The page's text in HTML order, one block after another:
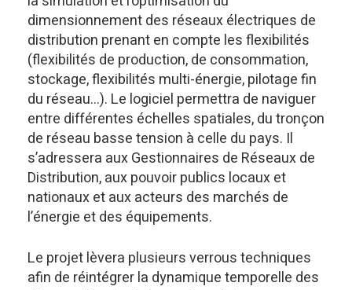
dimensionnement des réseaux électriques de
distribution prenant en compte les flexibilités
(flexibilités de production, de consommation,
stockage, flexibilités multi-énergie, pilotage fin
du réseau…). Le logiciel permettra de naviguer
entre différentes échelles spatiales, du tronçon
de réseau basse tension à celle du pays. Il
s’adressera aux Gestionnaires de Réseaux de
Distribution, aux pouvoir publics locaux et
nationaux et aux acteurs des marchés de
l’énergie et des équipements.
Le projet lèvera plusieurs verrous techniques
afin de réintégrer la dynamique temporelle des